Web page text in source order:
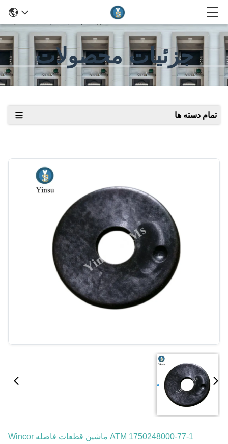
جزئیات محصولات
تمام دسته ها
1750248000-77-1 ATM ماشین قطعات فاصله Wincor